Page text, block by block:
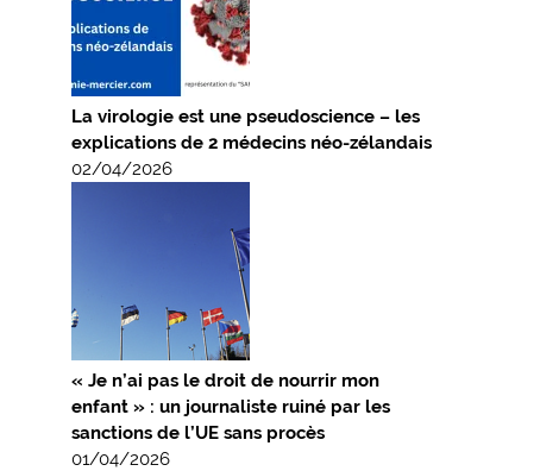
La virologie est une pseudoscience – les
explications de 2 médecins néo-zélandais
02/04/2026
« Je n’ai pas le droit de nourrir mon
enfant » : un journaliste ruiné par les
sanctions de l’UE sans procès
01/04/2026